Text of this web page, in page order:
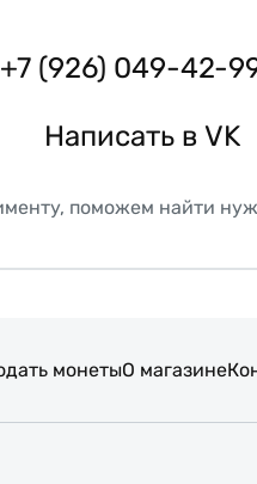
+7 (926) 049-42-
Написать в VK
поможем найти
монетыО магазине